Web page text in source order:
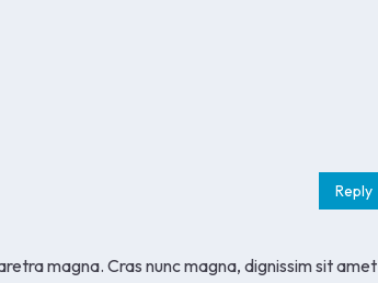
magna. Cras nunc magna, dignissim sit amet
Reply